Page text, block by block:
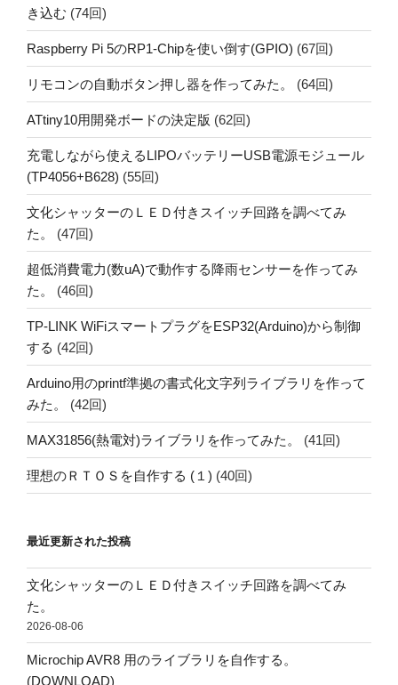
き込む (74回)
Raspberry Pi 5のRP1-Chipを使い倒す(GPIO) (67回)
リモコンの自動ボタン押し器を作ってみた。 (64回)
ATtiny10用開発ボードの決定版 (62回)
充電しながら使えるLIPOバッテリーUSB電源モジュール
(TP4056+B628) (55回)
文化シャッターのＬＥＤ付きスイッチ回路を調べてみ
た。
(47回)
超低消費電力(数uA)で動作する降雨センサーを作ってみ
た。
(46回)
TP-LINK WiFiスマートプラグをESP32(Arduino)から制御
する (42回)
Arduino用のprintf準拠の書式化文字列ライブラリを作って
みた。
(42回)
MAX31856(熱電対)ライブラリを作ってみた。 (41回)
理想のＲＴＯＳを自作する (１) (40回)
最近更新された投稿
文化シャッターのＬＥＤ付きスイッチ回路を調べてみ
た。
2026-08-06
Microchip AVR8 用のライブラリを自作する。
(DOWNLOAD)